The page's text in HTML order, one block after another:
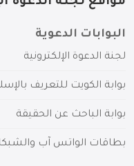
البوابات الدعوية
لجنة الدعوة الإلكترونية
بوابة الكويت للتعريف
بوابة الباحث عن الحقيقة
بطاقات الواتس آب